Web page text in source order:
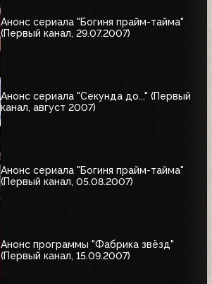
Анонс сериала "Богиня прайм-тайма"
(Первый канал, 29.07.2007)
Анонс сериала "Секунда до..." (Первый
канал, август 2007)
Анонс сериала "Богиня прайм-тайма"
(Первый канал, 05.08.2007)
Анонс программы "Фабрика звёзд"
(Первый канал, 15.09.2007)